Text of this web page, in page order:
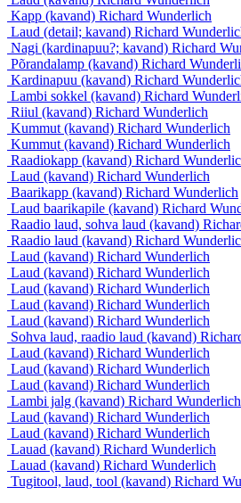
Kapp (kavand) Richard Wunderlich
Laud (detail; kavand) Richard
Nagi (kardinapuu?; kavand) Richard
Põrandalamp (kavand) Richard
Kardinapuu (kavand) Richard
Lambi sokkel (kavand) Richard
Riiul (kavand) Richard Wunderlich
Kummut (kavand) Richard Wunderlich
Kummut (kavand) Richard Wunderlich
Raadiokapp (kavand) Richard
Laud (kavand) Richard Wunderlich
Baarikapp (kavand) Richard Wunderlich
Laud baarikapile (kavand) Richard
Raadio laud, sohva laud (kavand)
Raadio laud (kavand) Richard
Laud (kavand) Richard Wunderlich
Laud (kavand) Richard Wunderlich
Laud (kavand) Richard Wunderlich
Laud (kavand) Richard Wunderlich
Laud (kavand) Richard Wunderlich
Sohva laud, raadio laud (kavand)
Laud (kavand) Richard Wunderlich
Laud (kavand) Richard Wunderlich
Laud (kavand) Richard Wunderlich
Lambi jalg (kavand) Richard Wunderlich
Laud (kavand) Richard Wunderlich
Laud (kavand) Richard Wunderlich
Lauad (kavand) Richard Wunderlich
Lauad (kavand) Richard Wunderlich
Tugitool, laud, tool (kavand) Richard